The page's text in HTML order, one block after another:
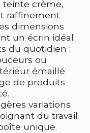
teinte crème,
raffinement
dimensions
un écrin idéal
du quotidien :
ou
émaillé
de produits
variations
du travail
unique.